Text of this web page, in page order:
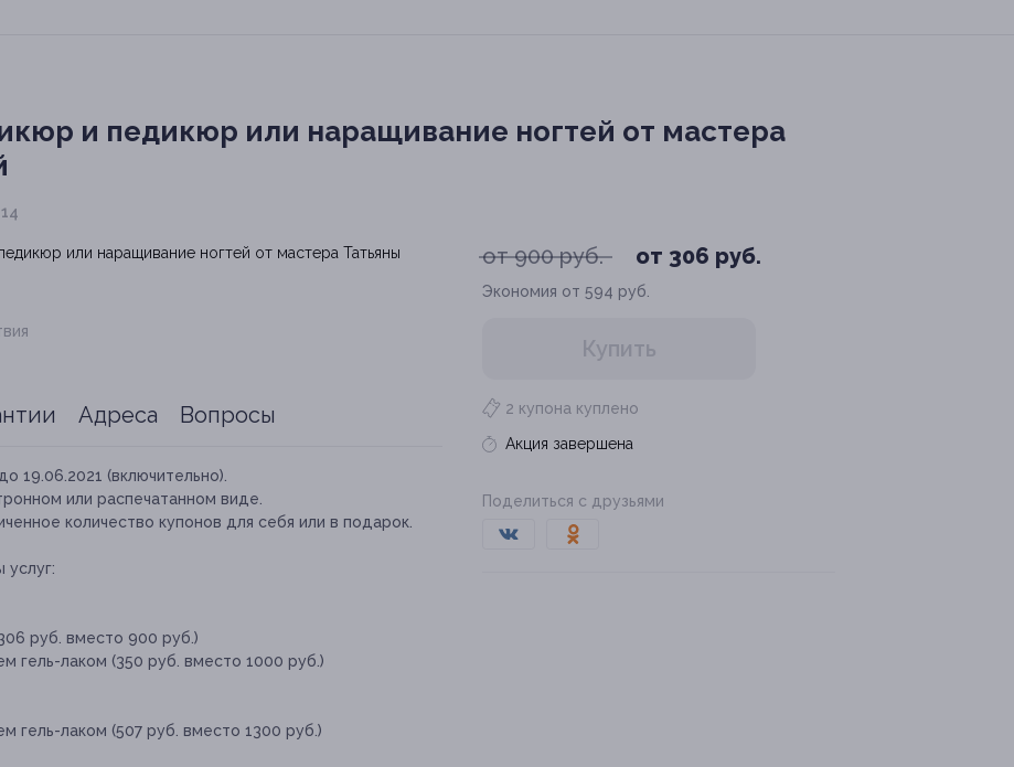
и педикюр или наращивание ногтей от мастера
от 900 руб. от 306 руб.
Экономия от 594 руб.
Купить
2 купона куплено
Акция завершена
Поделиться с друзьями
Адреса Вопросы
19.06.2021 (включительно).
или распечатанном виде.
количество купонов для себя или в подарок.
руб. вместо 900 руб.)
гель-лаком (350 руб. вместо 1000 руб.)
гель-лаком (507 руб. вместо 1300 руб.)